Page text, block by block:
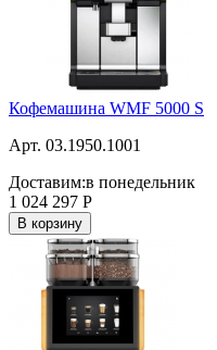
Кофемашина WMF 5000 S
Арт. 03.1950.1001
Доставим:в понедельник
1 024 297 Р
В корзину